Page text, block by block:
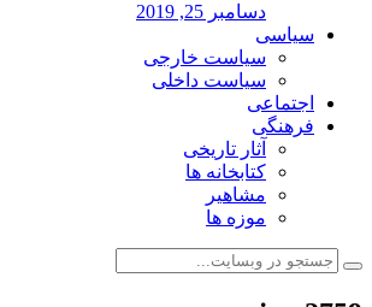
دسامبر 25, 2019
سیاسی
سیاست خارجی
سیاست داخلی
اجتماعی
فرهنگی
آثار تاریخی
کتابخانه ها
مشاهیر
موزه ها